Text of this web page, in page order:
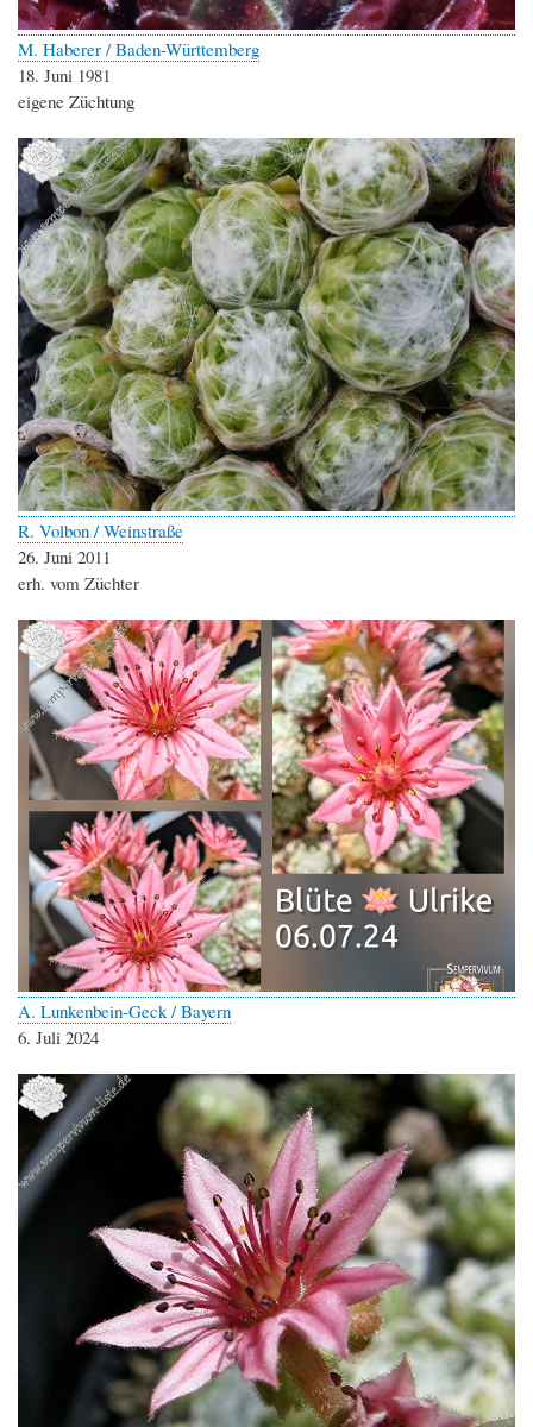
M. Haberer / Baden-Württemberg
18. Juni 1981
eigene Züchtung
R. Volbon / Weinstraße
26. Juni 2011
erh. vom Züchter
A. Lunkenbein-Geck / Bayern
6. Juli 2024